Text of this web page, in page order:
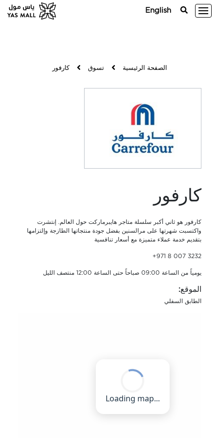
English
الصفحة الرئيسية تسوق كارفور
كارفور
كارفور هو ثاني أكبر سلسلة متاجر هايبرماركت حول العالم. إنتشرت
واكتسبت شهرتها على مرالسنين بفضل جودة منتجاتها الطازجة وإلتزامها
بتقديم خدمة عملاء متميزة مع أسعار تنافسية
+971 8 007 3232
يومياً من الساعة 09:00 صباحاً حتى الساعة 12:00 منتصف الليل
الموقع:
الطابق السفلي